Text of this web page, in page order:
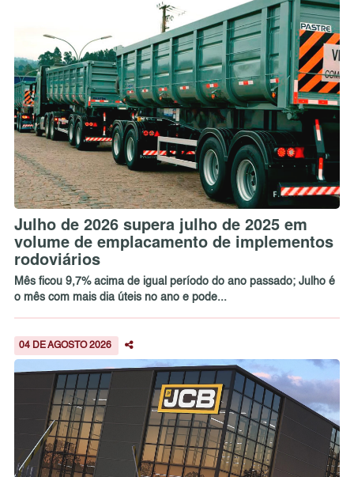
Julho de 2026 supera julho de 2025 em
volume de emplacamento de implementos
rodoviários
Mês ficou 9,7% acima de igual período do ano passado; Julho é
o mês com mais dia úteis no ano e pode...
04 DE AGOSTO 2026